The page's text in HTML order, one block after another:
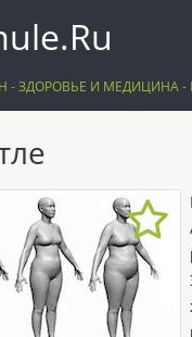
-ЗДОРОВЬЕ И МЕДИЦИНА-